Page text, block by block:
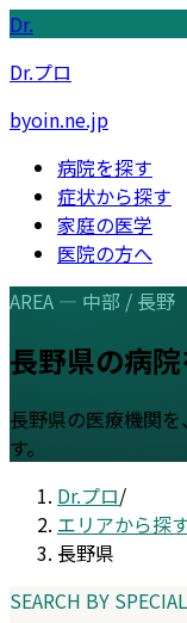
Dr.
Dr.プロ
byoin.ne.jp
病院を探す
症状から探す
家庭の医学
医院の方へ
AREA — 中部 / 長野
長野県の病院
長野県の医療機関
す。
Dr.プロ/
エリアから探
長野県
SEARCH BY